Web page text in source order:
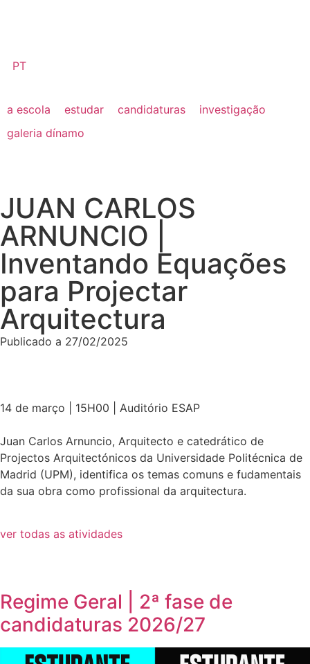
PT
a escola estudar candidaturas
investigação
galeria dínamo
JUAN CARLOS
ARNUNCIO |
Inventando Equações
para Projectar
Arquitectura
Publicado a 27/02/2025
14 de março | 15H00 | Auditório ESAP
Juan Carlos Arnuncio, Arquitecto e catedrático de
Projectos Arquitectónicos da Universidade Politécnica de
Madrid (UPM), identifica os temas comuns e fudamentais
da sua obra como profissional da arquitectura.
ver todas as atividades
Regime Geral | 2ª fase de
candidaturas 2026/27